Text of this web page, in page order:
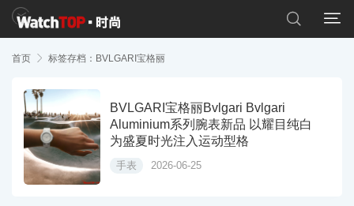


首页  标签存档：BVLGARI宝格丽
BVLGARI宝格丽Bvlgari Bvlgari
Aluminium系列腕表新品 以耀目纯白
为盛夏时光注入运动型格
手表 2026-06-25